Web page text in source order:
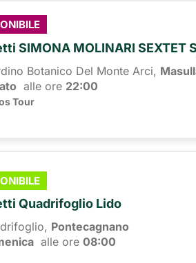
SIMONA MOLINARI SEXTET
Botanico Del Monte Arci,
alle ore 22:00
Tour
Quadrifoglio Lido
Pontecagnano
alle ore 08:00